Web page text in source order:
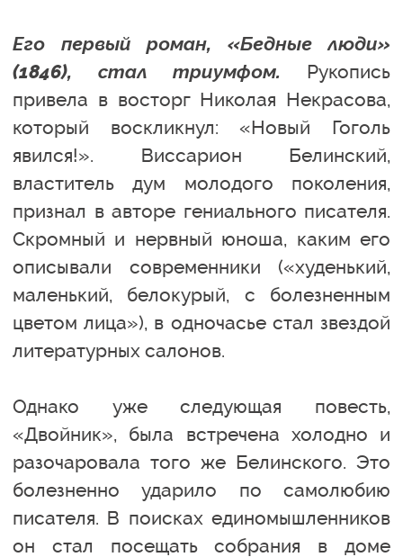
Его первый роман, «Бедные люди»
(1846), стал триумфом. Рукопись
привела в восторг Николая Некрасова,
который воскликнул: «Новый Гоголь
явился!». Виссарион Белинский,
властитель дум молодого поколения,
признал в авторе гениального писателя.
Скромный и нервный юноша, каким его
описывали современники («худенький,
маленький, белокурый, с болезненным
цветом лица»), в одночасье стал звездой
литературных салонов.
Однако уже следующая повесть,
«Двойник», была встречена холодно и
разочаровала того же Белинского. Это
болезненно ударило по самолюбию
писателя. В поисках единомышленников
он стал посещать собрания в доме